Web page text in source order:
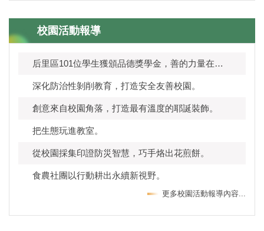
校園活動報導
后里區101位學生獲頒品德獎學金，善的力量在校園蔓延成最亮的光。
深化防治性剝削教育，打造安全友善校園。
創意來自校園角落，打造最有溫度的耶誕裝飾。
把生態玩進教室。
從校園採集印證防災智慧，巧手烙出花煎餅。
食農社團以行動耕出永續新視野。
更多校園活動報導內容...